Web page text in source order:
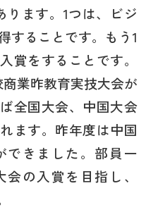
ります。1つは、ビジ
することです。もう1
賞をすることです。
業昨教育実技大会が
全国大会、中国大会
ます。昨年度は中国
できました。部員一
の入賞を目指し、